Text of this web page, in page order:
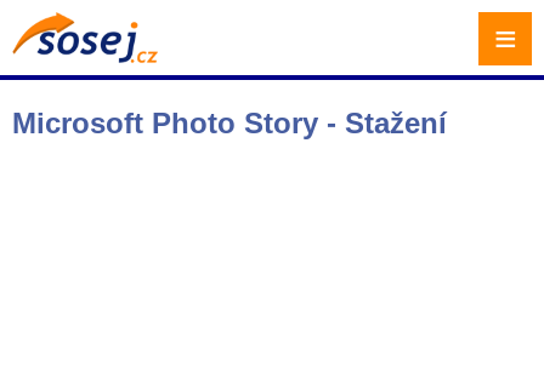
Microsoft Photo Story - Stažení
≡